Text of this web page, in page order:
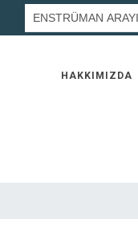
HAKKIMIZDA